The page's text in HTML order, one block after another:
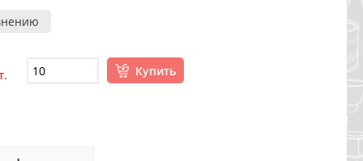
Купить